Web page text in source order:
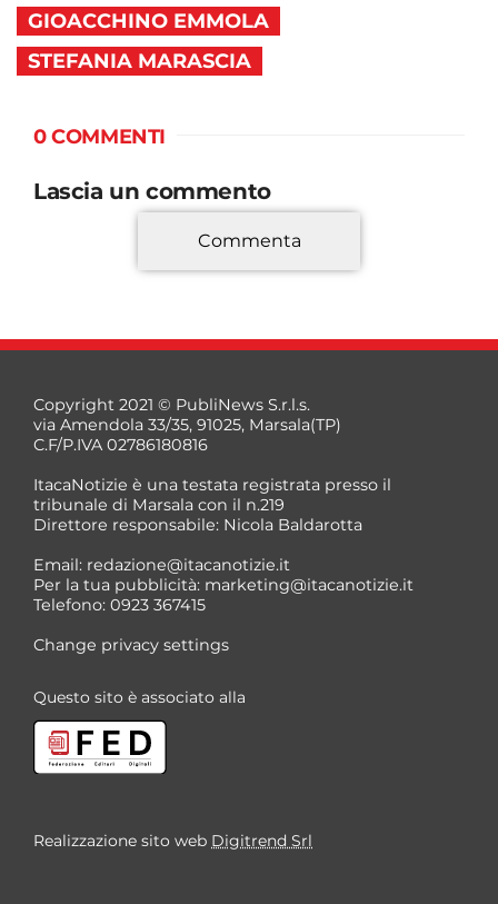
GIOACCHINO EMMOLA
STEFANIA MARASCIA
0 COMMENTI
Lascia un commento
*
*
Commenta
Copyright 2021 © PubliNews S.r.l.s.
via Amendola 33/35, 91025, Marsala(TP)
C.F/P.IVA 02786180816
ItacaNotizie è una testata registrata presso il
tribunale di Marsala con il n.219
Direttore responsabile: Nicola Baldarotta
Email: redazione@itacanotizie.it
Per la tua pubblicità: marketing@itacanotizie.it
Telefono: 0923 367415
Change privacy settings
Questo sito è associato alla
Realizzazione sito web Digitrend Srl